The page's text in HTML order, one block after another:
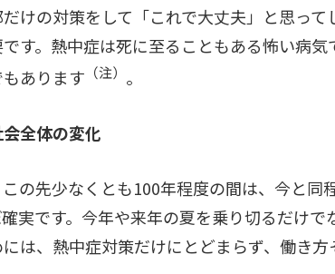
けの対策をして「これで大丈夫」と思っ
す。熱中症は死に至ることもある怖い病
あります （注） 。
全体の変化
の先少なくとも100年程度の間は、今と同
実です。今年や来年の夏を乗り切るだけ
は、熱中症対策だけにとどまらず、働き